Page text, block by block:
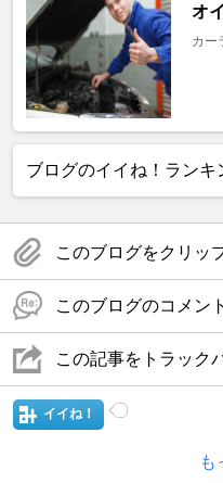
オ
カー
ブログのイイね！ランキ
このブログをクリッ
このブログのコメン
この記事をトラック
イイね！
も